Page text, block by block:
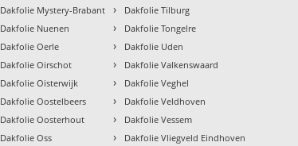
Dakfolie Mystery-Brabant
Dakfolie Nuenen
Dakfolie Oerle
Dakfolie Oirschot
Dakfolie Oisterwijk
Dakfolie Oostelbeers
Dakfolie Oosterhout
Dakfolie Oss
› Dakfolie Tilburg
› Dakfolie Tongelre
› Dakfolie Uden
› Dakfolie Valkenswaard
› Dakfolie Veghel
› Dakfolie Veldhoven
› Dakfolie Vessem
› Dakfolie Vliegveld Eindhoven